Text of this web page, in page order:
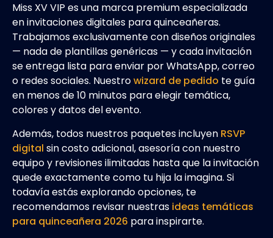
Miss XV VIP es una marca premium especializada
en invitaciones digitales para quinceañeras.
Trabajamos exclusivamente con diseños originales
— nada de plantillas genéricas — y cada invitación
se entrega lista para enviar por WhatsApp, correo
o redes sociales. Nuestrowizard de pedido te guía
en menos de 10 minutos para elegir temática,
colores y datos del evento.
Además, todos nuestros paquetes incluyen RSVP
digital sin costo adicional, asesoría con nuestro
equipo y revisiones ilimitadas hasta que la invitación
quede exactamente como tu hija la imagina. Si
todavía estás explorando opciones, te
recomendamos revisar nuestras ideas temáticas
para quinceañera 2026 para inspirarte.